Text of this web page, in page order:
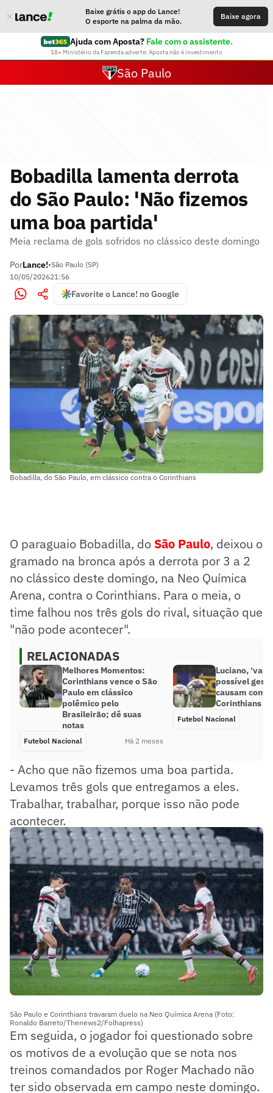
Baixe grátis o app do Lance!
O esporte na palma da mão.
Baixe agora
Ajuda com Aposta? Fale com o assistente.
18+ Ministério da Fazenda adverte: Aposta não é investimento
São Paulo
Bobadilla lamenta derrota
do São Paulo: 'Não fizemos
uma boa partida'
Meia reclama de gols sofridos no clássico deste domingo
PorLance!•São Paulo (SP)
10/05/202621:56
Favorite o Lance! no Google
Bobadilla, do São Paulo, em clássico contra o Corinthians
O paraguaio Bobadilla, do São Paulo, deixou o
gramado na bronca após a derrota por 3 a 2
no clássico deste domingo, na Neo Química
Arena, contra o Corinthians. Para o meia, o
time falhou nos três gols do rival, situação que
"não pode acontecer".
RELACIONADAS
Melhores Momentos:
Corinthians vence o São
Paulo em clássico
polêmico pelo
Brasileirão; dê suas
notas
Futebol Nacional Há 2 meses
Luciano,
possível
causam
Corinthians e
Futebol Nacional
- Acho que não fizemos uma boa partida.
Levamos três gols que entregamos a eles.
Trabalhar, trabalhar, porque isso não pode
acontecer.
Veja a tabela do Campeonato Brasileiro
São Paulo e Corinthians travaram duelo na Neo Química Arena (Foto:
Ronaldo Barreto/Thenews2/Folhapress)
Em seguida, o jogador foi questionado sobre
os motivos de a evolução que se nota nos
treinos comandados por Roger Machado não
ter sido observada em campo neste domingo.